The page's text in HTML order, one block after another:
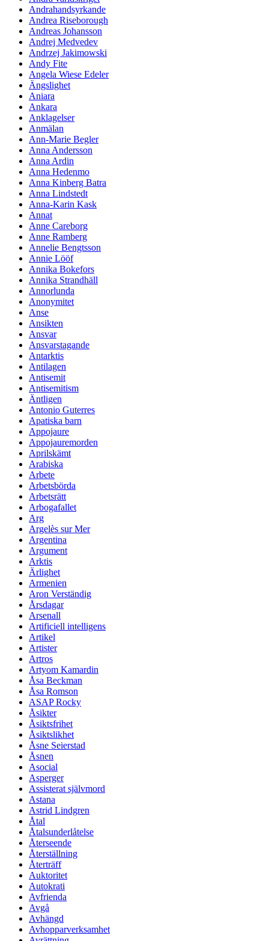
Andrahandsyrkande
Andrea Riseborough
Andreas Johansson
Andrej Medvedev
Andrzej Jakimowski
Andy Fite
Angela Wiese Edeler
Ängslighet
Aniara
Ankara
Anklagelser
Anmälan
Ann-Marie Begler
Anna Andersson
Anna Ardin
Anna Hedenmo
Anna Kinberg Batra
Anna Lindstedt
Anna-Karin Kask
Annat
Anne Careborg
Anne Ramberg
Annelie Bengtsson
Annie Lööf
Annika Bokefors
Annika Strandhäll
Annorlunda
Anonymitet
Anse
Ansikten
Ansvar
Ansvarstagande
Antarktis
Antilagen
Antisemit
Antisemitism
Äntligen
Antonio Guterres
Apatiska barn
Appojaure
Appojauremorden
Aprilskämt
Arabiska
Arbete
Arbetsbörda
Arbetsrätt
Arbogafallet
Arg
Argelès sur Mer
Argentina
Argument
Arktis
Ärlighet
Armenien
Aron Verständig
Årsdagar
Arsenall
Artificiell intelligens
Artikel
Artister
Artros
Artyom Kamardin
Åsa Beckman
Åsa Romson
ASAP Rocky
Åsikter
Åsiktsfrihet
Åsiktslikhet
Åsne Seierstad
Åsnen
Asocial
Asperger
Assisterat självmord
Astana
Astrid Lindgren
Åtal
Åtalsunderlåtelse
Återseende
Återställning
Återträff
Auktoritet
Autokrati
Avfrienda
Avgå
Avhängd
Avhopparverksamhet